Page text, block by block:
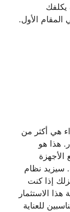
يكلفك
المقام الأول.
هي أكثر من
هذا هو
الأجهزة
سيزيد نظام
إذا كنت
الاستثمار
للعناية